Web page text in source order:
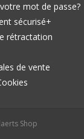
mot de passe?
sécurisé+
rétractation
de vente
Shop